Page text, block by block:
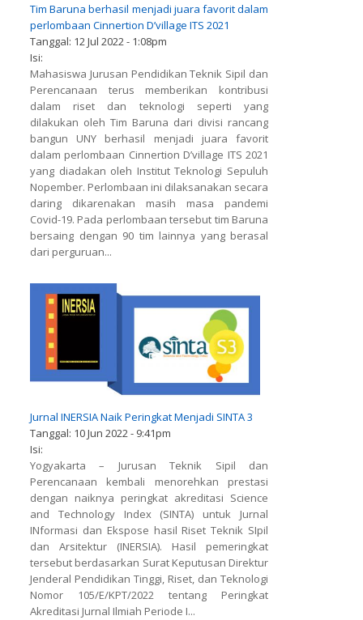
Tim Baruna berhasil menjadi juara favorit dalam
perlombaan Cinnertion D’village ITS 2021
Tanggal: 12 Jul 2022 - 1:08pm
Isi:
Mahasiswa Jurusan Pendidikan Teknik Sipil dan
Perencanaan terus memberikan kontribusi
dalam riset dan teknologi seperti yang
dilakukan oleh Tim Baruna dari divisi rancang
bangun UNY berhasil menjadi juara favorit
dalam perlombaan Cinnertion D’village ITS 2021
yang diadakan oleh Institut Teknologi Sepuluh
Nopember. Perlombaan ini dilaksanakan secara
daring dikarenakan masih masa pandemi
Covid-19. Pada perlombaan tersebut tim Baruna
bersaing dengan 90 tim lainnya yang berasal
dari perguruan...
Jurnal INERSIA Naik Peringkat Menjadi SINTA 3
Tanggal: 10 Jun 2022 - 9:41pm
Isi:
Yogyakarta – Jurusan Teknik Sipil dan
Perencanaan kembali menorehkan prestasi
dengan naiknya peringkat akreditasi Science
and Technology Index (SINTA) untuk Jurnal
INformasi dan Ekspose hasil Riset Teknik SIpil
dan Arsitektur (INERSIA). Hasil pemeringkat
tersebut berdasarkan Surat Keputusan Direktur
Jenderal Pendidikan Tinggi, Riset, dan Teknologi
Nomor 105/E/KPT/2022 tentang Peringkat
Akreditasi Jurnal Ilmiah Periode I...